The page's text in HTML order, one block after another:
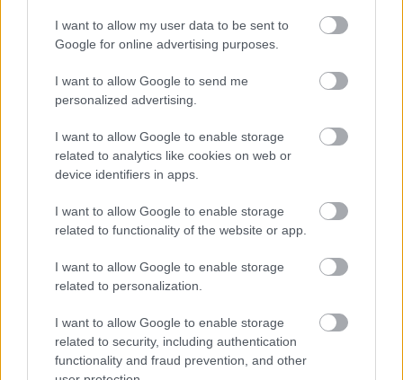
I want to allow my user data to be sent to
Google for online advertising purposes.
I want to allow Google to send me
personalized advertising.
I want to allow Google to enable storage
related to analytics like cookies on web or
device identifiers in apps.
I want to allow Google to enable storage
related to functionality of the website or app.
I want to allow Google to enable storage
related to personalization.
I want to allow Google to enable storage
related to security, including authentication
functionality and fraud prevention, and other
pogácsaszaggatóval vagy akár pohárral.
A tojást felverjük, és megkenjük vele a pogácsák
tetejét.
Körülbelül 20 perc alatt kisütjük.